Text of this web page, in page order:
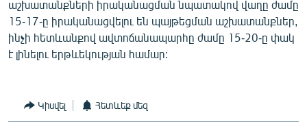
ՓՈԴՔԱՍԹ
Հայերեն
Русский
աշխատանքների իրականացման նպատակով վաղը ժամը
15-17-ը իրականացվելու են պայթեցման աշխատանքներ,
ինչի հետևանքով ավտոճանապարհը ժամը 15-20-ը փակ
է լինելու երթևեկության համար:
Կիսվել Հետևեք մեզ